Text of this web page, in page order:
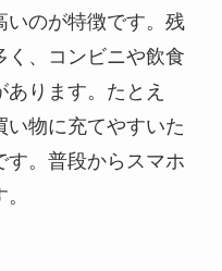
いのが特徴です。残
く、コンビニや飲食
ります。たとえ
い物に充てやすいた
す。普段からスマホ